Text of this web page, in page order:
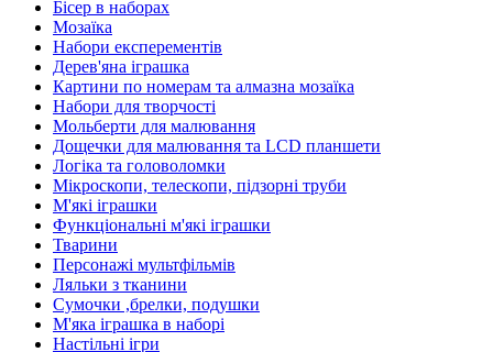
Бісер в наборах
Мозаїка
Набори експерементів
Дерев'яна іграшка
Картини по номерам та алмазна мозаїка
Набори для творчості
Мольберти для малювання
Дощечки для малювання та LCD планшети
Логіка та головоломки
Мікроскопи, телескопи, підзорні труби
М'які іграшки
Функціональні м'які іграшки
Тварини
Персонажі мультфільмів
Ляльки з тканини
Сумочки ,брелки, подушки
М'яка іграшка в наборі
Настільні ігри